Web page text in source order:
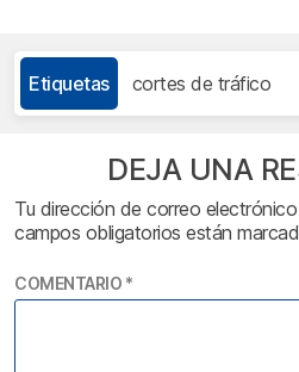
Etiquetas cortes de tráfico
DEJA UNA
Tu dirección de correo
campos obligatorios están
COMENTARIO *